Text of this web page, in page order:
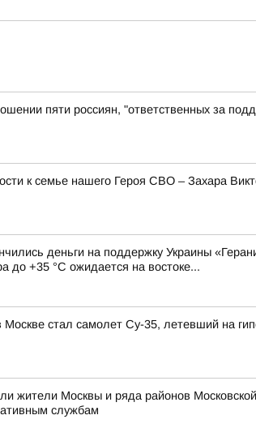
пяти россиян, "ответственных за
к семье нашего Героя СВО – Захара
деньги на поддержку Украины
до +35 °С ожидается на востоке...
Москве стал самолет Су-35, летевший на
жители Москвы и ряда районов
службам